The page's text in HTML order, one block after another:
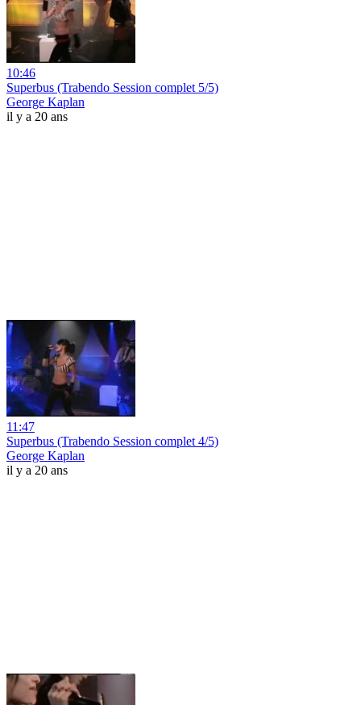
10:46
Superbus (Trabendo Session complet 5/5)
George Kaplan
il y a 20 ans
11:47
Superbus (Trabendo Session complet 4/5)
George Kaplan
il y a 20 ans